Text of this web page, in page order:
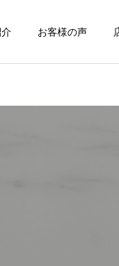
お客様の声